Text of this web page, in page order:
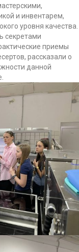
и инвентарем,
уровня качества.
секретами
приемы
рассказали о
данной